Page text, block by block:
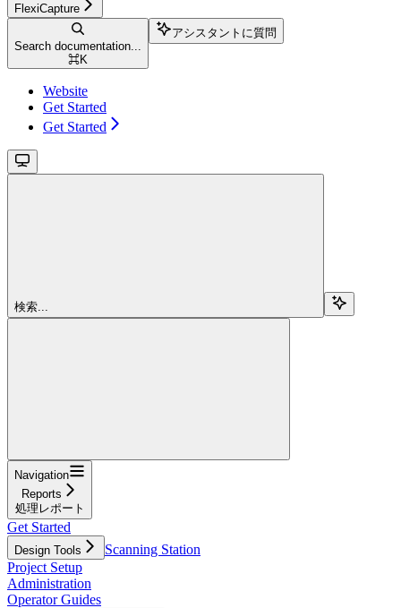
FlexiCapture
Search documentation...
⌘K
アシスタントに質問
Website
Get Started
Get Started
検索...
Navigation
Reports
処理レポート
Get Started
Design Tools
Scanning Station
Project Setup
Administration
Operator Guides